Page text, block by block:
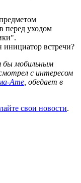
перед уходом
инициатор встречи?
бы мобильным
с интересом
Ате , обедает в
свои новости.